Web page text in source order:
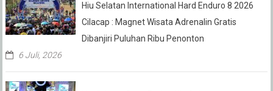
Hiu Selatan International Hard Enduro 8 2026
Cilacap : Magnet Wisata Adrenalin Gratis
Dibanjiri Puluhan Ribu Penonton
6 Juli, 2026